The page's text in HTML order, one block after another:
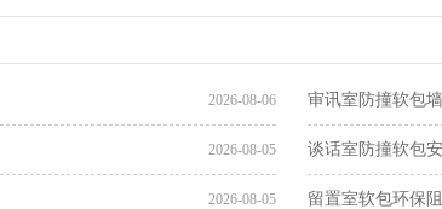
2026-08-06 审讯室防撞软包
2026-08-05 谈话室防撞软包
2026-08-05 留置室软包环保